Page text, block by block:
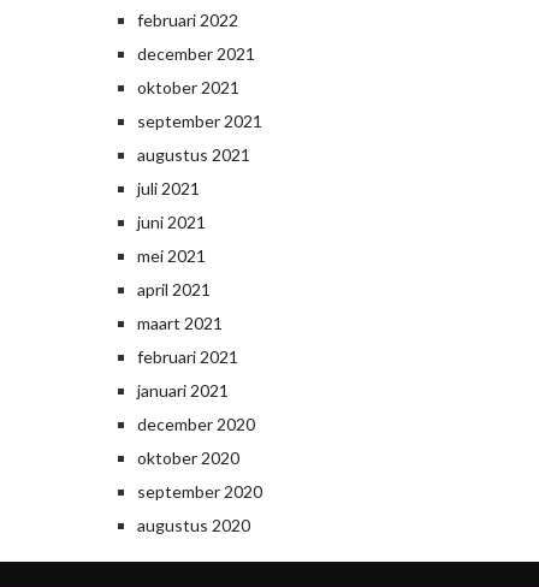
februari 2022
december 2021
oktober 2021
september 2021
augustus 2021
juli 2021
juni 2021
mei 2021
april 2021
maart 2021
februari 2021
januari 2021
december 2020
oktober 2020
september 2020
augustus 2020